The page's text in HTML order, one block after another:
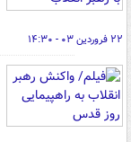
۲۲ فروردین ۰۳ - ۱۴:۳۰